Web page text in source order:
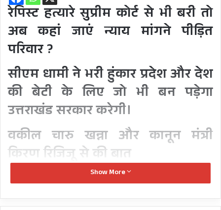
रेपिस्ट हत्यारे सुप्रीम कोर्ट से भी बरी तो
अब कहां जाएं न्याय मांगने पीड़ित
परिवार ?
सीएम धामी ने भरी हुंकार प्रदेश और देश
की बेटी के लिए जो भी बन पड़ेगा
उत्तराखंड सरकार करेगी।
वकील चारु खन्ना और कानून मंत्री
किरण रिजिजू से की बात
Show More